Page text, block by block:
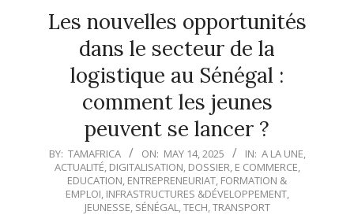
Les nouvelles opportunités
dans le secteur de la
logistique au Sénégal :
comment les jeunes
peuvent se lancer ?
2025-
05-
BY: TAMAFRICA ON: MAY 14, 2025 IN: A LA UNE
ACTUALITÉ DIGITALISATION DOSSIER E COMMERCE
EDUCATION ENTREPRENEURIAT FORMATION &
EMPLOI INFRASTRUCTURES &DÉVELOPPEMENT,
JEUNESSE SÉNÉGAL TECH TRANSPORT